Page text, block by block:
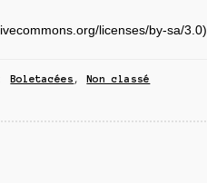
licenses/by-sa/3.0)
:Boletacées ,Non classé